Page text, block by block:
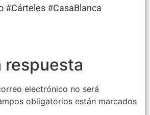
#Cárteles #CasaBlanca
respuesta
electrónico no será
obligatorios están marcados